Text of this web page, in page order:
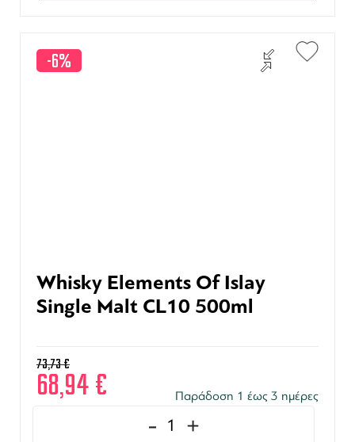
-6%
Whisky Elements Of Islay
Single Malt CL10 500ml
73,73€
68,94€ Παράδοση 1 έως 3 ημέρες
- +